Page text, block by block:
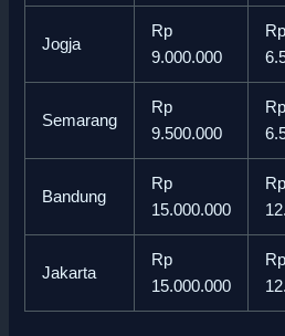
Jogja
Rp
9.000.000
Rp
Semarang
Rp
9.500.000
Rp
Bandung
Rp
15.000.000
Rp
Jakarta
Rp
15.000.000
Rp